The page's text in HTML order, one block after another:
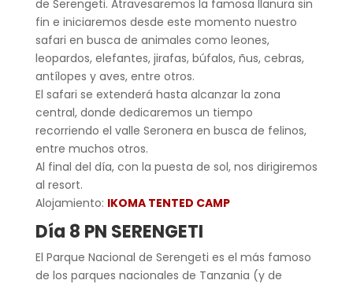
de Serengeti. Atravesaremos la famosa llanura sin
fin e iniciaremos desde este momento nuestro
safari en busca de animales como leones,
leopardos, elefantes, jirafas, búfalos, ñus, cebras,
antílopes y aves, entre otros.
El safari se extenderá hasta alcanzar la zona
central, donde dedicaremos un tiempo
recorriendo el valle Seronera en busca de felinos,
entre muchos otros.
Al final del día, con la puesta de sol, nos dirigiremos
al resort.
Alojamiento: IKOMA TENTED CAMP
Día 8 PN SERENGETI
El Parque Nacional de Serengeti es el más famoso
de los parques nacionales de Tanzania (y de